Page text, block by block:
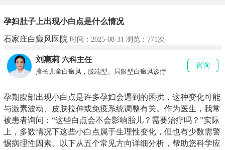
孕妇肚子上出现小白点是什么情况
石家庄白癜风医院 时间：2025-08-31 浏览： 771次
刘惠莉 六科主任
擅长儿童白癜风，肢端型、局限型白癜风诊疗
咨询
孕期腹部出现小白点是许多孕妇会遇到的困扰，这种变化可能
与激素波动、皮肤拉伸或免疫系统调整有关。作为医生，我常
被患者询问：“这些白点会不会影响胎儿？需要治疗吗？”实际
上，多数情况下这些小白点属于生理性变化，但也有少数需警
惕病理性因素。以下从五个常见方向详细分析，帮助您科学应